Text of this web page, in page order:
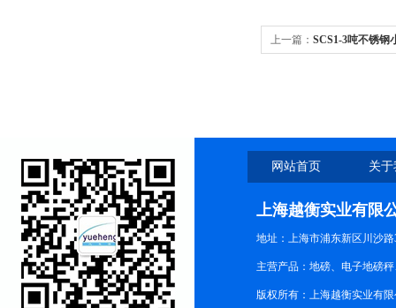
上一篇： SCS1-3吨不锈钢
网站首页 关
上海越衡实业有限
地址：上海市浦东新区川沙路
主营产品：地磅、电子地磅
版权所有：上海越衡实业有